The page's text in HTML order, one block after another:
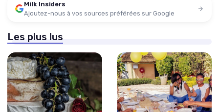
Milk Insiders
Ajoutez-nous à vos sources préférées sur Google
Les plus lus